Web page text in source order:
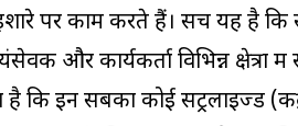
पर काम करते हैं। सच यह है
और कार्यकर्ता विभिन्न क्षेत्रों
कि इन सबका कोई सेंट्रलाइज्ड